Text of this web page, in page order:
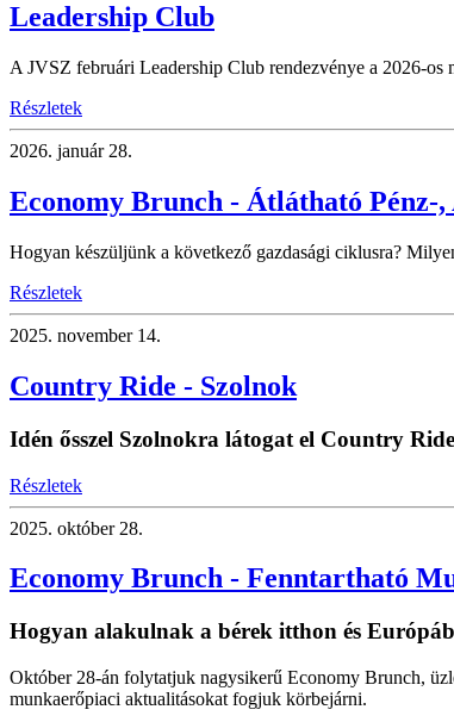
Leadership Club
A JVSZ februári Leadership Club rendezvénye a 2026-os
Részletek
2026. január 28.
Economy Brunch - Átlátható Pénz-
Hogyan készüljünk a következő gazdasági ciklusra?
Részletek
2025. november 14.
Country Ride - Szolnok
Idén ősszel Szolnokra látogat el Country
Részletek
2025. október 28.
Economy Brunch - Fenntartható
Hogyan alakulnak a bérek itthon és
Október 28-án folytatjuk nagysikerű Economy Brunch,
munkaerőpiaci aktualitásokat fogjuk körbejárni.